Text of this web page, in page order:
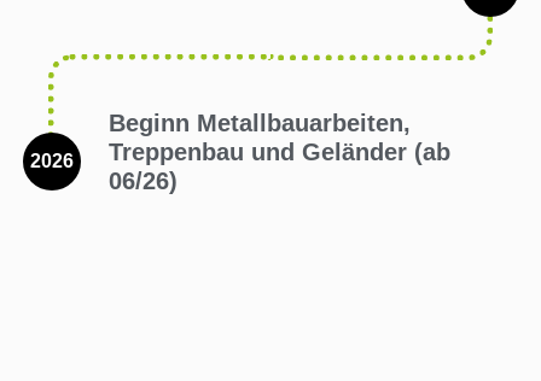
2026
Beginn Metallbauarbeiten,
Treppenbau und Geländer (ab
06/26)